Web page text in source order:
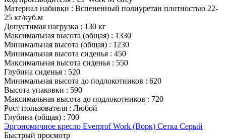
Материал набивки : Вспененный полиуретан плотностью 22-
25 кг/куб.м
Допустимая нагрузка : 130 кг
Максимальная высота (общая) : 1330
Минимальная высота (общая) : 1230
Минимальная высота сиденья : 450
Максимальная высота сиденья : 550
Глубина сиденья : 520
Минимальная высота до подлокотников : 620
Высота упаковки : 590
Максимальная высота до подлокотников : 720
Рост пользователя : Любой
Глубина (общая) : 700
Эргономичное кресло Everprof Work (Ворк) Сетка Серый
Быстрый просмотр